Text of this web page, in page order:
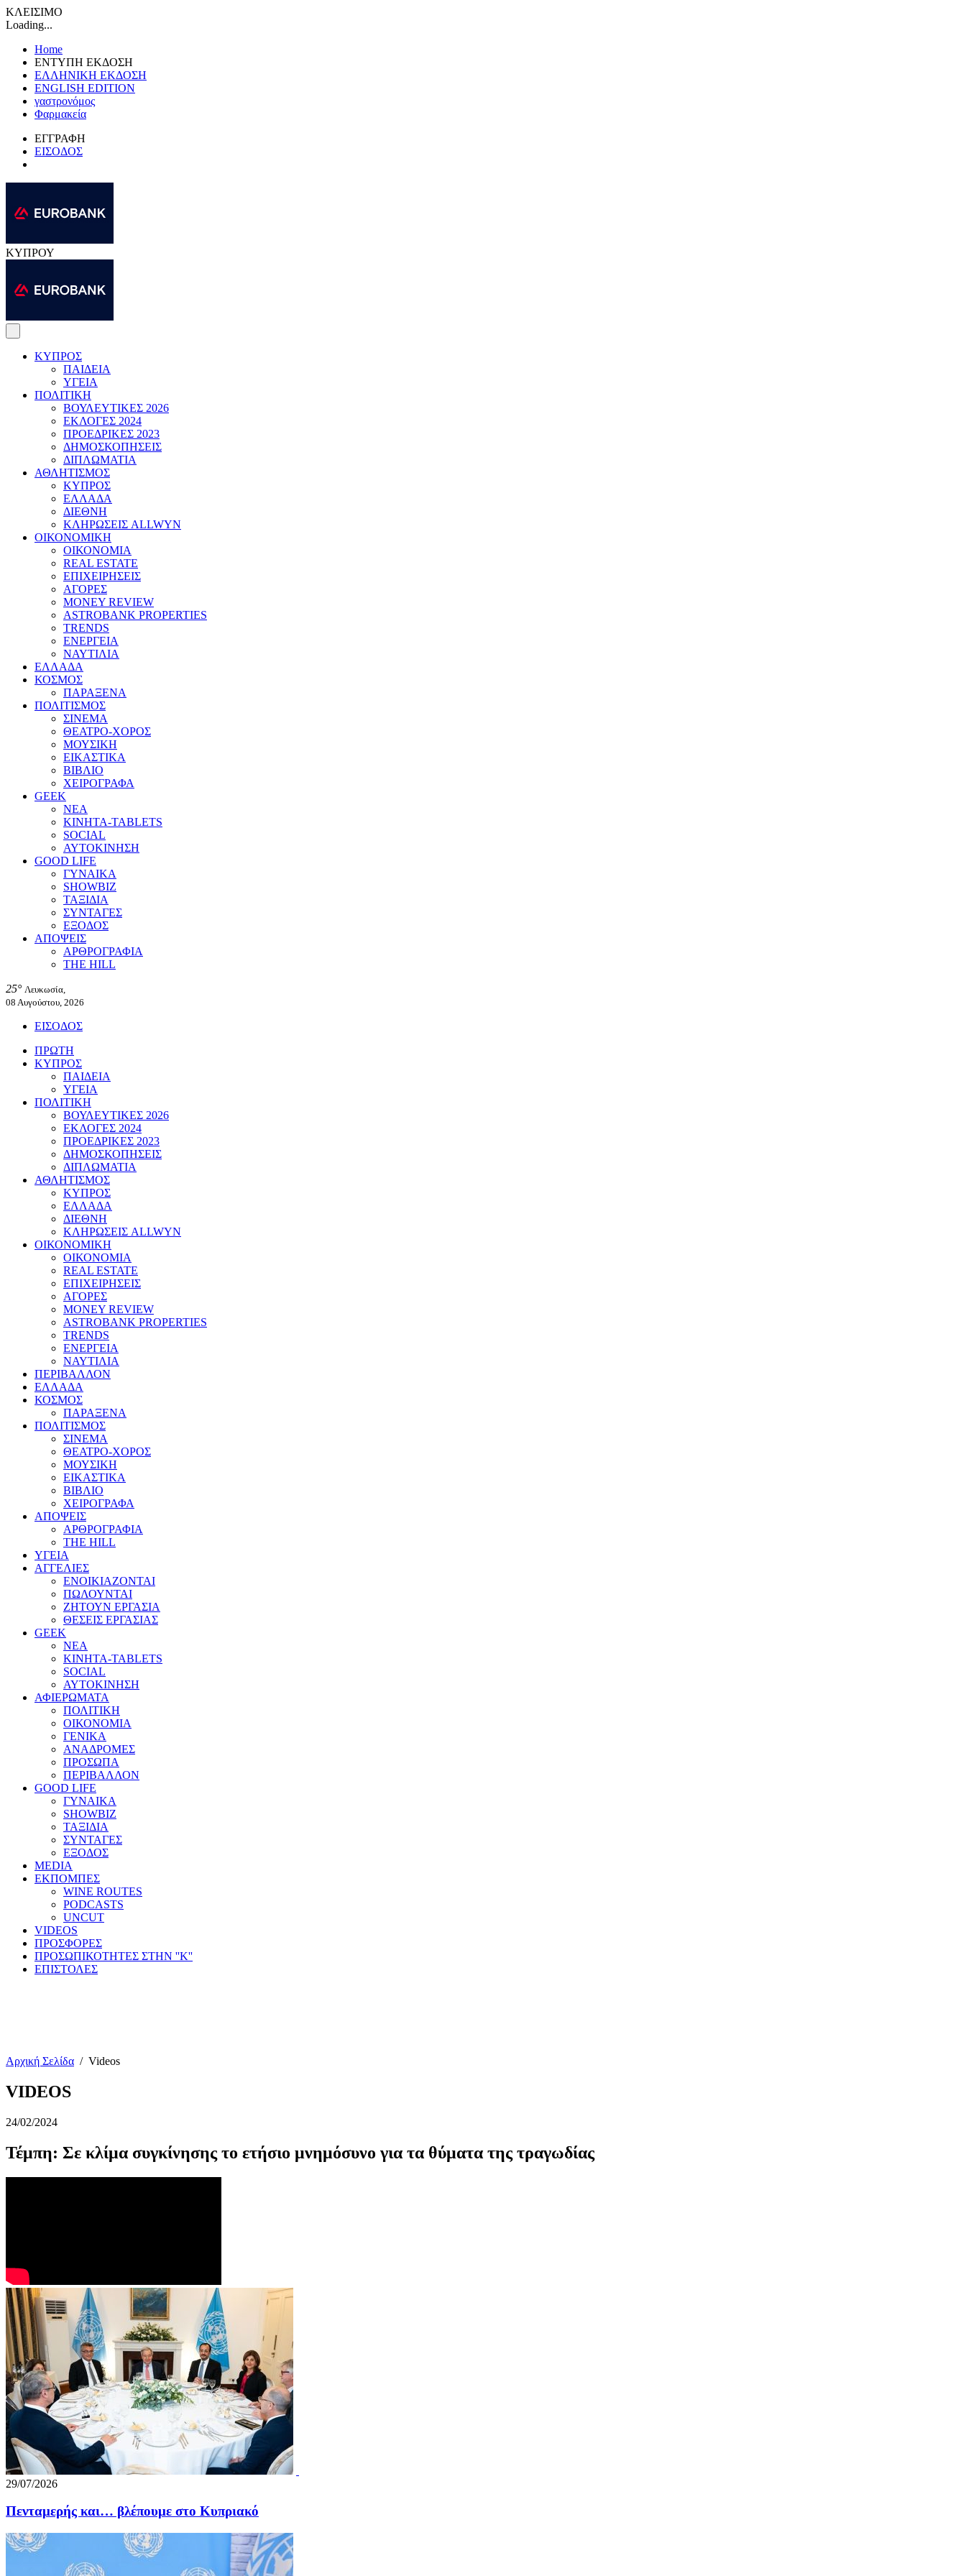
ΚΛΕΙΣΙΜΟ
Loading...
Home
ΕΝΤΥΠΗ ΕΚΔΟΣΗ
ΕΛΛΗΝΙΚΗ ΕΚΔΟΣΗ
ENGLISH EDITION
γαστρονόμος
Φαρμακεία
ΕΓΓΡΑΦΗ
ΕΙΣΟΔΟΣ
ΚΥΠΡΟΥ
ΚΥΠΡΟΣ
ΠΑΙΔΕΙΑ
ΥΓΕΙΑ
ΠΟΛΙΤΙΚΗ
ΒΟΥΛΕΥΤΙΚΕΣ 2026
ΕΚΛΟΓΕΣ 2024
ΠΡΟΕΔΡΙΚΕΣ 2023
ΔΗΜΟΣΚΟΠΗΣΕΙΣ
ΔΙΠΛΩΜΑΤΙΑ
ΑΘΛΗΤΙΣΜΟΣ
ΚΥΠΡΟΣ
ΕΛΛΑΔΑ
ΔΙΕΘΝΗ
ΚΛΗΡΩΣΕΙΣ ALLWYN
ΟΙΚΟΝΟΜΙΚΗ
ΟΙΚΟΝΟΜΙΑ
REAL ESTATE
ΕΠΙΧΕΙΡΗΣΕΙΣ
ΑΓΟΡΕΣ
MONEY REVIEW
ASTROBANK PROPERTIES
TRENDS
ΕΝΕΡΓΕΙΑ
ΝΑΥΤΙΛΙΑ
ΕΛΛΑΔΑ
ΚΟΣΜΟΣ
ΠΑΡΑΞΕΝΑ
ΠΟΛΙΤΙΣΜΟΣ
ΣΙΝΕΜΑ
ΘΕΑΤΡΟ-ΧΟΡΟΣ
ΜΟΥΣΙΚΗ
ΕΙΚΑΣΤΙΚΑ
ΒΙΒΛΙΟ
ΧΕΙΡΟΓΡΑΦΑ
GEEK
ΝΕΑ
ΚΙΝΗΤΑ-TABLETS
SOCIAL
ΑΥΤΟΚΙΝΗΣΗ
GOOD LIFE
ΓΥΝΑΙΚΑ
SHOWBIZ
ΤΑΞΙΔΙΑ
ΣΥΝΤΑΓΕΣ
ΕΞΟΔΟΣ
ΑΠΟΨΕΙΣ
ΑΡΘΡΟΓΡΑΦΙΑ
THE HILL
25° Λευκωσία,
08 Αυγούστου, 2026
ΕΙΣΟΔΟΣ
ΠΡΩΤΗ
ΚΥΠΡΟΣ
ΠΑΙΔΕΙΑ
ΥΓΕΙΑ
ΠΟΛΙΤΙΚΗ
ΒΟΥΛΕΥΤΙΚΕΣ 2026
ΕΚΛΟΓΕΣ 2024
ΠΡΟΕΔΡΙΚΕΣ 2023
ΔΗΜΟΣΚΟΠΗΣΕΙΣ
ΔΙΠΛΩΜΑΤΙΑ
ΑΘΛΗΤΙΣΜΟΣ
ΚΥΠΡΟΣ
ΕΛΛΑΔΑ
ΔΙΕΘΝΗ
ΚΛΗΡΩΣΕΙΣ ALLWYN
ΟΙΚΟΝΟΜΙΚΗ
ΟΙΚΟΝΟΜΙΑ
REAL ESTATE
ΕΠΙΧΕΙΡΗΣΕΙΣ
ΑΓΟΡΕΣ
MONEY REVIEW
ASTROBANK PROPERTIES
TRENDS
ΕΝΕΡΓΕΙΑ
ΝΑΥΤΙΛΙΑ
ΠΕΡΙΒΑΛΛΟΝ
ΕΛΛΑΔΑ
ΚΟΣΜΟΣ
ΠΑΡΑΞΕΝΑ
ΠΟΛΙΤΙΣΜΟΣ
ΣΙΝΕΜΑ
ΘΕΑΤΡΟ-ΧΟΡΟΣ
ΜΟΥΣΙΚΗ
ΕΙΚΑΣΤΙΚΑ
ΒΙΒΛΙΟ
ΧΕΙΡΟΓΡΑΦΑ
ΑΠΟΨΕΙΣ
ΑΡΘΡΟΓΡΑΦΙΑ
THE HILL
ΥΓΕΙΑ
ΑΓΓΕΛΙΕΣ
ΕΝΟΙΚΙΑΖΟΝΤΑΙ
ΠΩΛΟΥΝΤΑΙ
ΖΗΤΟΥΝ ΕΡΓΑΣΙΑ
ΘΕΣΕΙΣ ΕΡΓΑΣΙΑΣ
GEEK
ΝΕΑ
ΚΙΝΗΤΑ-TABLETS
SOCIAL
ΑΥΤΟΚΙΝΗΣΗ
ΑΦΙΕΡΩΜΑΤΑ
ΠΟΛΙΤΙΚΗ
ΟΙΚΟΝΟΜΙΑ
ΓΕΝΙΚΑ
ΑΝΑΔΡΟΜΕΣ
ΠΡΟΣΩΠΑ
ΠΕΡΙΒΑΛΛΟΝ
GOOD LIFE
ΓΥΝΑΙΚΑ
SHOWBIZ
ΤΑΞΙΔΙΑ
ΣΥΝΤΑΓΕΣ
ΕΞΟΔΟΣ
MEDIA
ΕΚΠΟΜΠΕΣ
WINE ROUTES
PODCASTS
UNCUT
VIDEOS
ΠΡΟΣΦΟΡΕΣ
ΠΡΟΣΩΠΙΚΟΤΗΤΕΣ ΣΤΗΝ ''Κ''
ΕΠΙΣΤΟΛΕΣ
Αρχική Σελίδα / Videos
VIDEOS
24/02/2024
Τέμπη: Σε κλίμα συγκίνησης το ετήσιο μνημόσυνο για τα θύματα της τραγωδίας
29/07/2026
Πενταμερής και… βλέπουμε στο Κυπριακό